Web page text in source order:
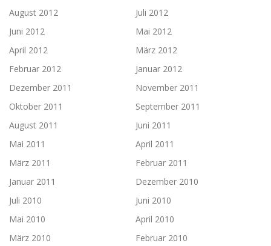
August 2012
Juli 2012
Juni 2012
Mai 2012
April 2012
März 2012
Februar 2012
Januar 2012
Dezember 2011
November 2011
Oktober 2011
September 2011
August 2011
Juni 2011
Mai 2011
April 2011
März 2011
Februar 2011
Januar 2011
Dezember 2010
Juli 2010
Juni 2010
Mai 2010
April 2010
März 2010
Februar 2010